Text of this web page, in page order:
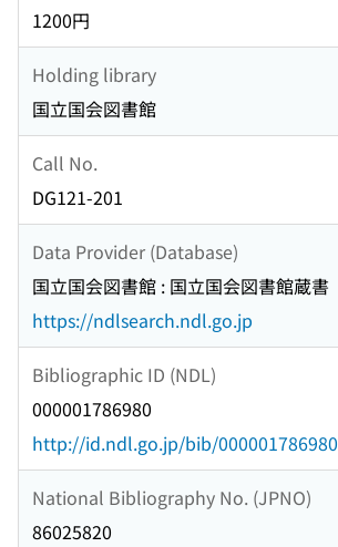
1200円
Holding library
国立国会図書館
Call No.
DG121-201
Data Provider (Database)
国立国会図書館 : 国立国会図書館蔵書
https://ndlsearch.ndl.go.jp
Bibliographic ID (NDL)
000001786980
http://id.ndl.go.jp/bib/000001786980
National Bibliography No. (JPNO)
86025820